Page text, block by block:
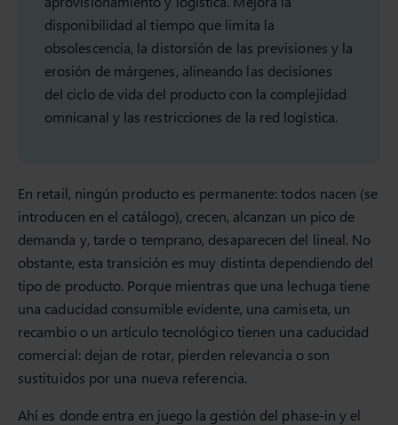
disponibilidad al tiempo que limita la
obsolescencia, la distorsión de las previsiones y la
erosión de márgenes, alineando las decisiones
del ciclo de vida del producto con la complejidad
omnicanal y las restricciones de la red logística.
En retail, ningún producto es permanente: todos nacen (se
introducen en el catálogo), crecen, alcanzan un pico de
demanda y, tarde o temprano, desaparecen del lineal. No
obstante, esta transición es muy distinta dependiendo del
tipo de producto. Porque mientras que una lechuga tiene
una caducidad consumible evidente, una camiseta, un
recambio o un artículo tecnológico tienen una caducidad
comercial: dejan de rotar, pierden relevancia o son
sustituidos por una nueva referencia.
Ahí es donde entra en juego la gestión del phase-in y el